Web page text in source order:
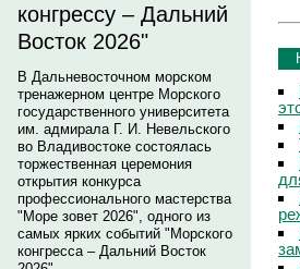
конгрессу – Дальний
Восток 2026"
В Дальневосточном морском
тренажерном центре Морского
государственного университета
им. адмирала Г. И. Невельского
во Владивостоке состоялась
торжественная церемония
открытия конкурса
профессионального мастерства
"Море зовет 2026", одного из
самых ярких событий "Морского
конгресса – Дальний Восток